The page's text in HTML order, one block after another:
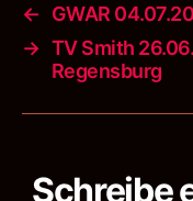
←
GWAR
→ TV Smith
Regensburg
Schreibe